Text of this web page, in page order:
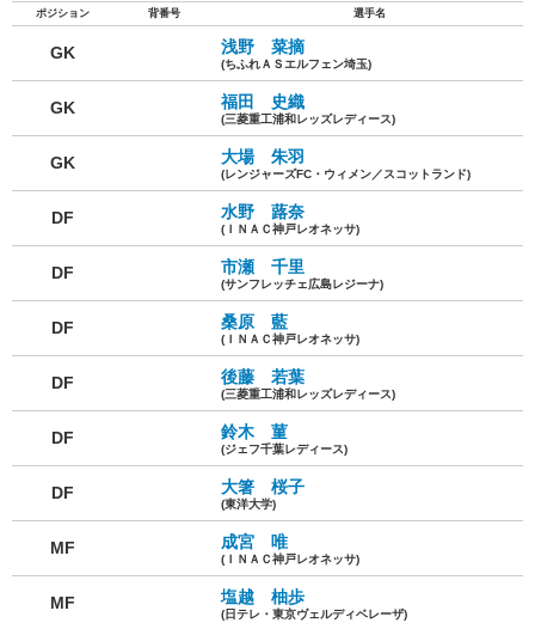
ポジション 背番号 選手名
GK 浅野 菜摘
(ちふれＡＳエルフェン埼玉)
GK 福田 史織
(三菱重工浦和レッズレディース)
GK 大場 朱羽
(レンジャーズFC・ウィメン／スコットランド)
DF 水野 蕗奈
(ＩＮＡＣ神戸レオネッサ)
DF 市瀬 千里
(サンフレッチェ広島レジーナ)
DF 桑原 藍
(ＩＮＡＣ神戸レオネッサ)
DF 後藤 若葉
(三菱重工浦和レッズレディース)
DF 鈴木 菫
(ジェフ千葉レディース)
DF 大箸 桜子
(東洋大学)
MF 成宮 唯
(ＩＮＡＣ神戸レオネッサ)
MF 塩越 柚歩
(日テレ・東京ヴェルディベレーザ)